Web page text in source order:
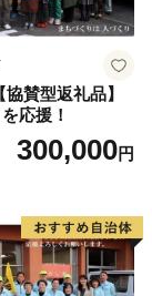
協賛型返礼品】
応援！
300,000円